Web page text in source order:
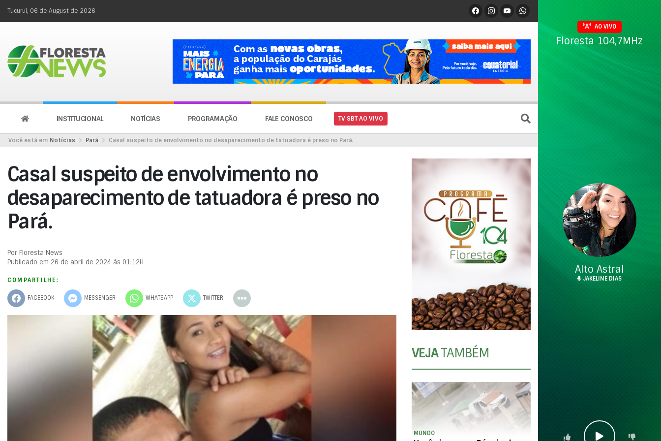
Tucuruí, 06 de August de 2026
INSTITUCIONAL NOTÍCIAS PROGRAMAÇÃO FALE CONOSCO TV SBT AO VIVO
Você está em Notícias Pará Casal suspeito de envolvimento no desaparecimento de tatuadora é preso no Pará.
Casal suspeito de envolvimento no
desaparecimento de tatuadora é preso no
Pará.
Por Floresta News
Publicado em 26 de abril de 2024 às 01:12H
COMPARTILHE:
FACEBOOK MESSENGER WHATSAPP TWITTER
VEJATAMBÉM
MUNDO
AO VIVO
Floresta 104,7MHz
Alto Astral
JAKELINE DIAS